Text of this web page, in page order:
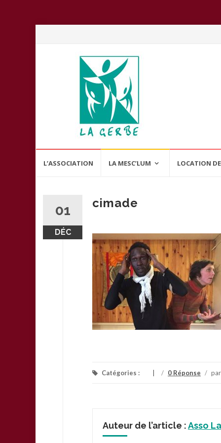
L’ASSOCIATION LA MESC’LUM LOCATION
01
DÉC
cimade
Catégories : / 0 Réponse / par
Auteur de l’article :Asso